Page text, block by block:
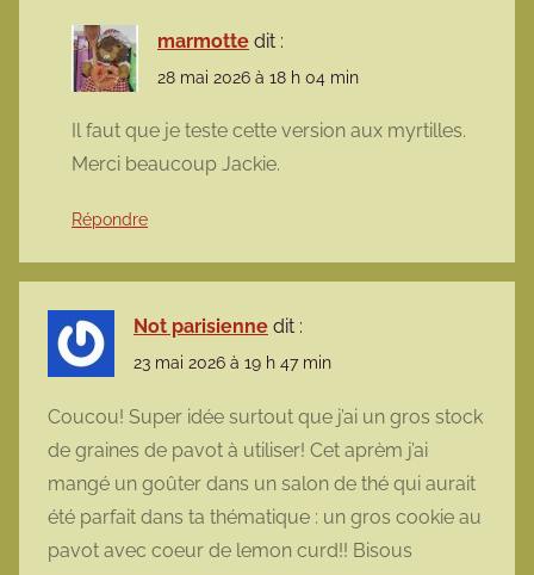
marmotte dit :
28 mai 2026 à 18 h 04 min
Il faut que je teste cette version aux myrtilles.
Merci beaucoup Jackie.
Répondre
Not parisienne dit :
23 mai 2026 à 19 h 47 min
Coucou! Super idée surtout que j’ai un gros stock
de graines de pavot à utiliser! Cet aprèm j’ai
mangé un goûter dans un salon de thé qui aurait
été parfait dans ta thématique : un gros cookie au
pavot avec coeur de lemon curd!! Bisous